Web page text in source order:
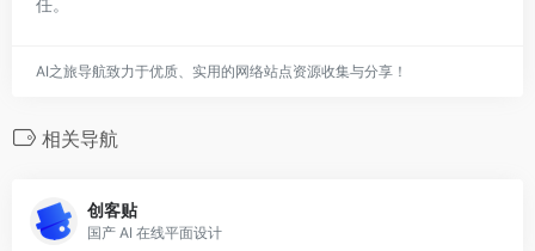
AI之旅导航致力于优质、实用的网络站点资源收集与分享！
相关导航
创客贴
国产 AI 在线平面设计